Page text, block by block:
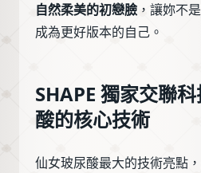
自然柔美的初戀臉 ，讓妳不
成為更好版本的自己。
SHAPE 獨家交聯
酸的核心技術
仙女玻尿酸最大的技術亮點